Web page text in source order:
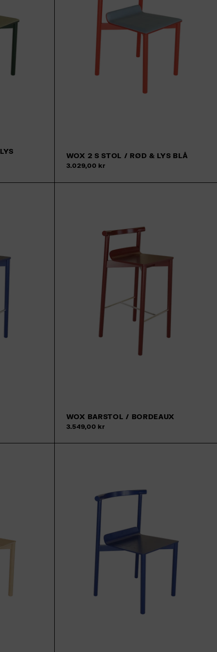
Tilføj til kurv
WOX 2 S STOL / RØD & LYS BLÅ
3.029,00 kr
Tilføj til kurv
WOX BARSTOL / BORDEAUX
3.549,00 kr